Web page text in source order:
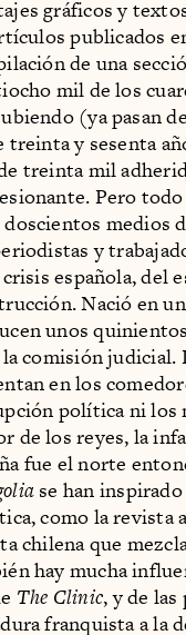
gráficos y
publicados
de una
mil de los
(ya pasan
treinta y sesenta
treinta mil
Pero
medios
y
española, del
Nació en
unos
comisión judicial.
en los
política ni los
de los reyes, la
fue el norte
se han
como la revista
chilena que
hay mucha
The Clinic, y de
franquista a la